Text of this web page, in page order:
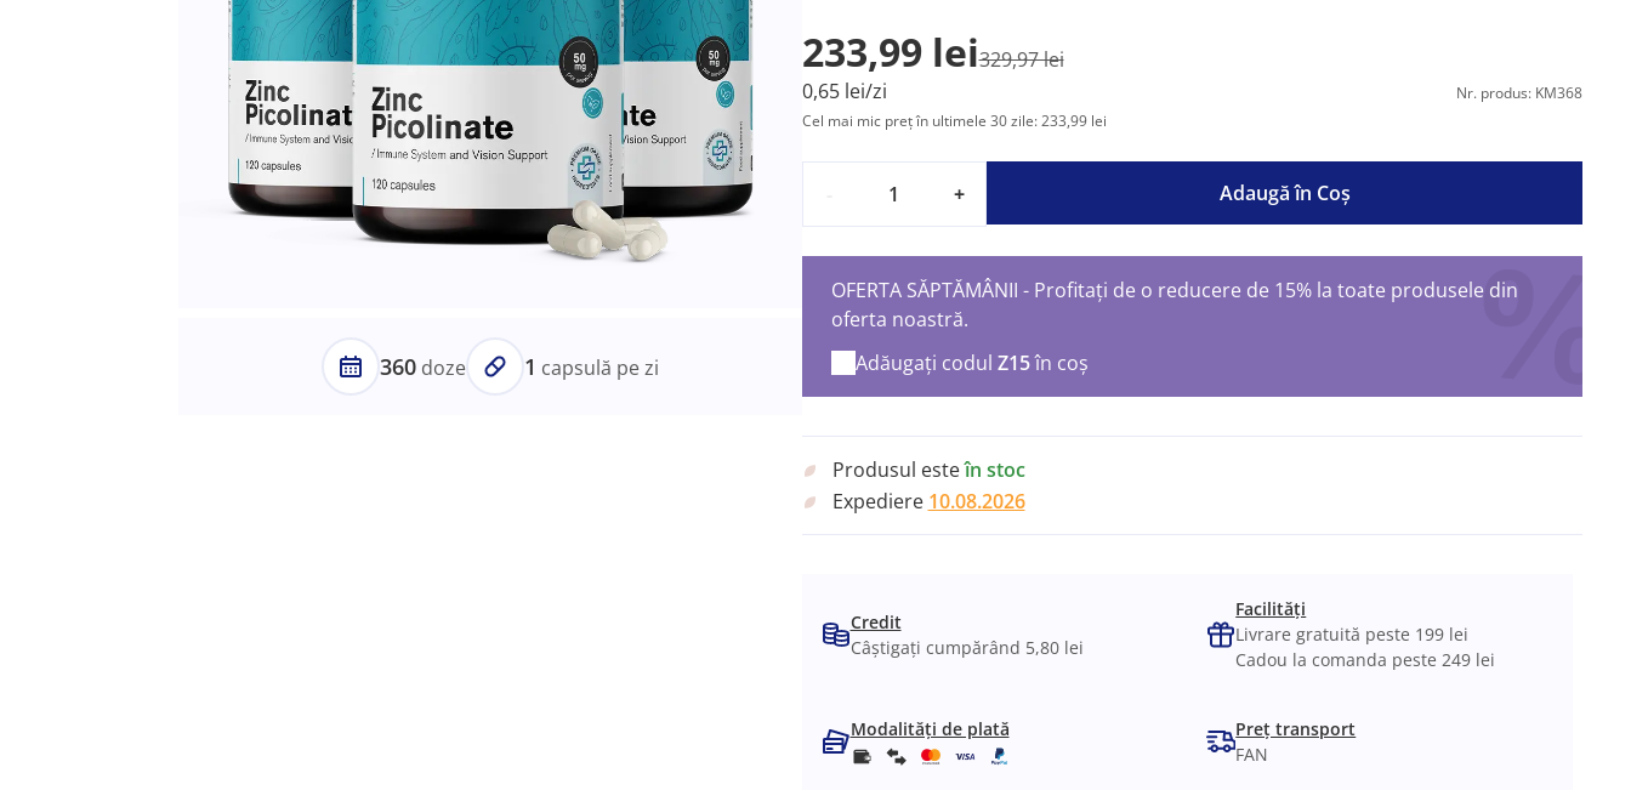
360doze 1 capsulă pe zi
233,99 lei329,97 lei
0,65 lei/zi
Nr. produs: KM368
Cel mai mic preț în ultimele 30 zile: 233,99 lei
+ Adaugă în Coş
OFERTA SĂPTĂMÂNII - Profitați de o reducere de 15% la toate produsele din
oferta noastră.
Adăugați codul Z15în coș
Produsul esteîn stoc
Expediere 10.08.2026
Credit
Câștigați cumpărând 5,80 lei
Facilități
Livrare gratuită peste 199 lei
Cadou la comanda peste 249 lei
Modalități de plată
Preț transport
FAN